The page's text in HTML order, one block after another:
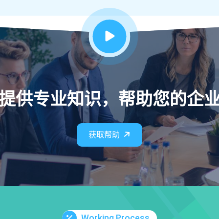
供专业知识，帮助您的企
获取帮助